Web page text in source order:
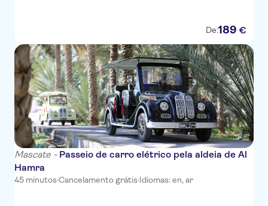
De:189 €
Mascate - Passeio de carro elétrico pela aldeia de Al
Hamra
45 minutos·Cancelamento grátis·Idiomas: en, ar